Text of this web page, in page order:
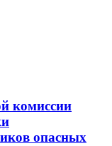
комиссии
опасных